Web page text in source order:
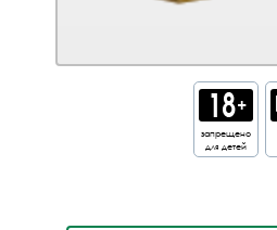
запрещено
для детей